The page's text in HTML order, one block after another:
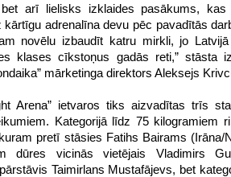
arī lielisks izklaides pasākums, kas
kārtīgu adrenalīna devu pēc pavadītās
novēlu izbaudīt katru mirkli, jo
klases cīkstoņus gadās reti,” stāsta
mārketinga direktors Aleksejs
Arena” ietvaros tiks aizvadītas trīs
Kategorijā līdz 75 kilogramiem
pretī stāsies Fatihs Bairams (Irāna/
dūres vicinās vietējais Vladimirs
Taimirlans Mustafājevs, bet